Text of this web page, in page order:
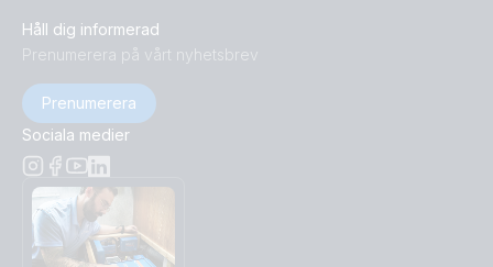
Håll dig informerad
Prenumerera på vårt nyhetsbrev
Prenumerera
Sociala medier